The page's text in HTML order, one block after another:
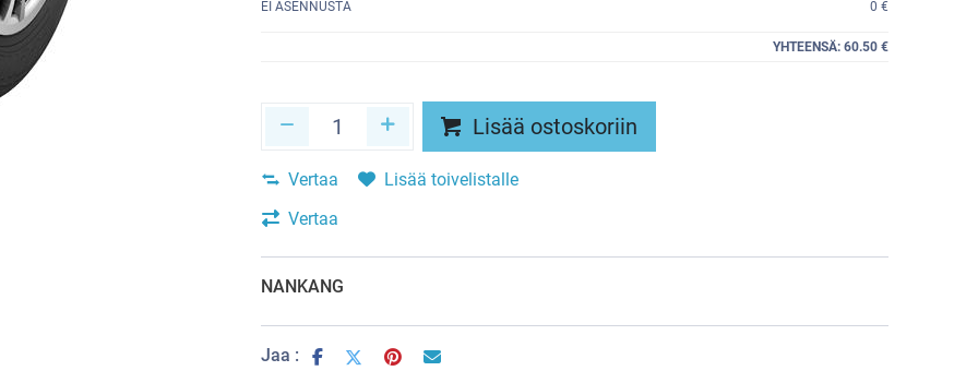
EI ASENNUSTA
0 €
YHTEENSÄ: 60.50 €
Lisää ostoskoriin
Vertaa
Lisää toivelistalle
Vertaa
NANKANG
Jaa :